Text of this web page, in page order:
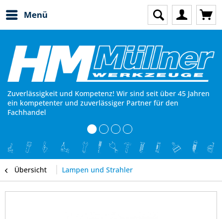
Menü
Zuverlässigkeit und Kompetenz! Wir sind seit über 45 Jahren
ein kompetenter und zuverlässiger Partner für den
Fachhandel
Übersicht Lampen und Strahler